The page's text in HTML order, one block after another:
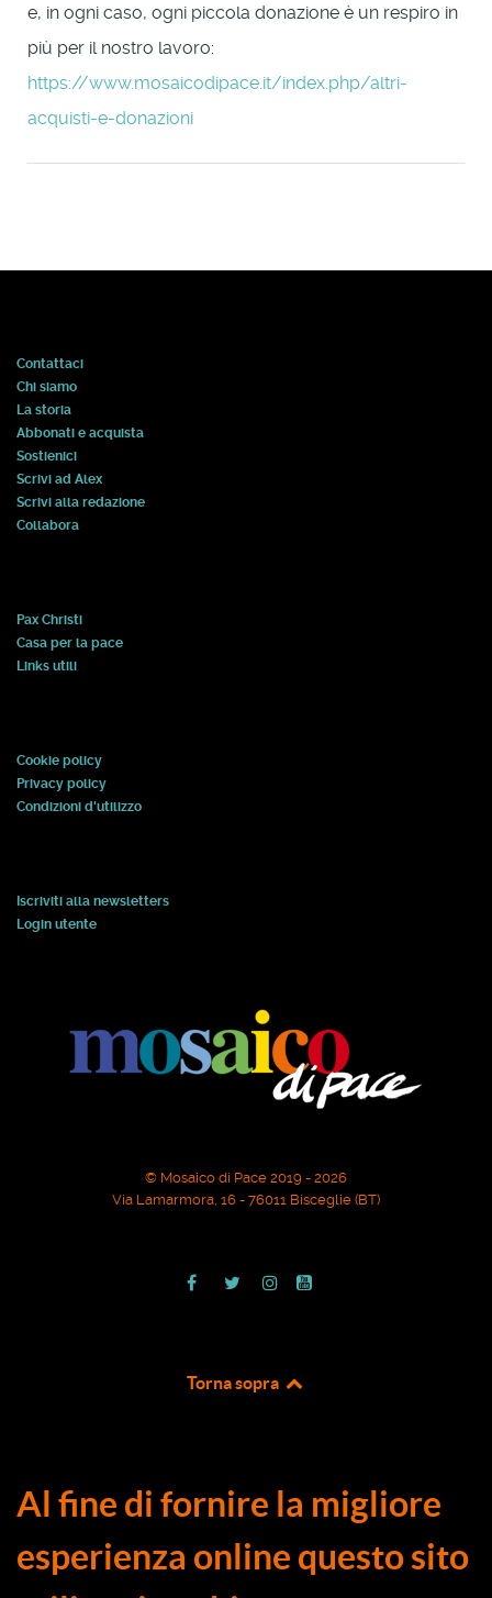
e, in ogni caso, ogni piccola donazione è un respiro in
più per il nostro lavoro:
https://www.mosaicodipace.it/index.php/altri-
acquisti-e-donazioni
Contattaci
Chi siamo
La storia
Abbonati e acquista
Sostienici
Scrivi ad Alex
Scrivi alla redazione
Collabora
Pax Christi
Casa per la pace
Links utili
Cookie policy
Privacy policy
Condizioni d'utilizzo
Iscriviti alla newsletters
Login utente
© Mosaico di Pace 2019 - 2026
Via Lamarmora, 16 - 76011 Bisceglie (BT)
Torna sopra
Al fine di fornire la migliore
esperienza online questo sito